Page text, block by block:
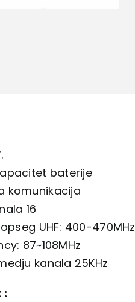
baterije
komunikacija
16
UHF: 400-470MHz
87~108MHz
kanala 25KHz
: